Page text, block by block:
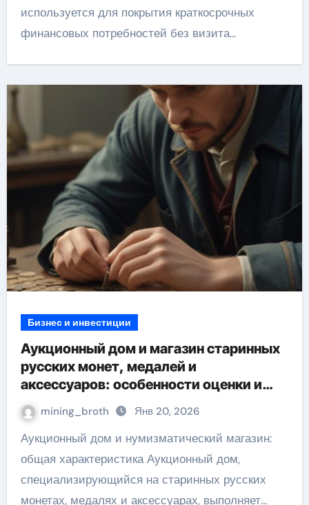
используется для покрытия краткосрочных
финансовых потребностей без визита…
Бизнес и инвестиции
Аукционный дом и магазин старинных
русских монет, медалей и
аксессуаров: особенности оценки и
подлинности
mining_broth Янв 20, 2026
Аукционный дом и нумизматический магазин:
общая характеристика Аукционный дом,
специализирующийся на старинных русских
монетах, медалях и аксессуарах, выполняет…